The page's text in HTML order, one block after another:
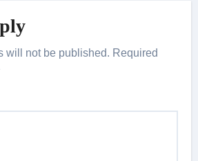
will not be published. Required